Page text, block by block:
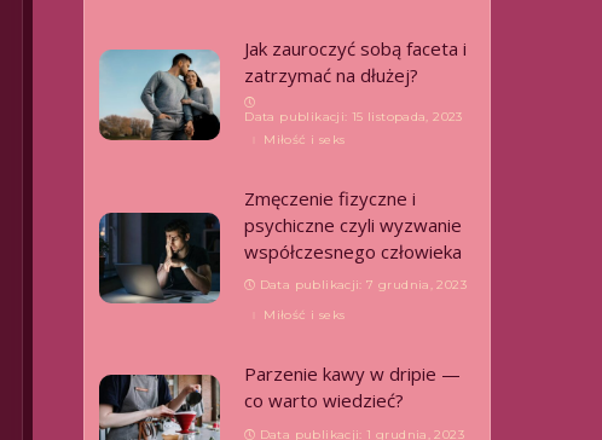
Jak zauroczyć sobą faceta i
zatrzymać na dłużej?
Data publikacji: 15 listopada, 2023
Miłość i seks
Zmęczenie fizyczne i
psychiczne czyli wyzwanie
współczesnego człowieka
Data publikacji: 7 grudnia, 2023
Miłość i seks
Parzenie kawy w dripie —
co warto wiedzieć?
Data publikacji: 1 grudnia, 2023